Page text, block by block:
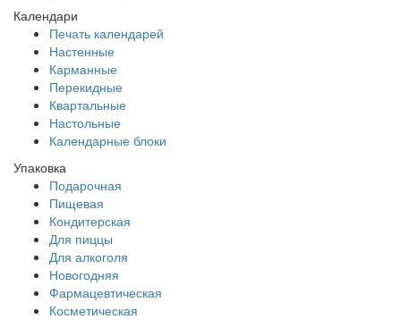
Календари
Печать календарей
Настенные
Карманные
Перекидные
Квартальные
Настольные
Календарные блоки
Упаковка
Подарочная
Пищевая
Кондитерская
Для пиццы
Для алкоголя
Новогодняя
Фармацевтическая
Косметическая